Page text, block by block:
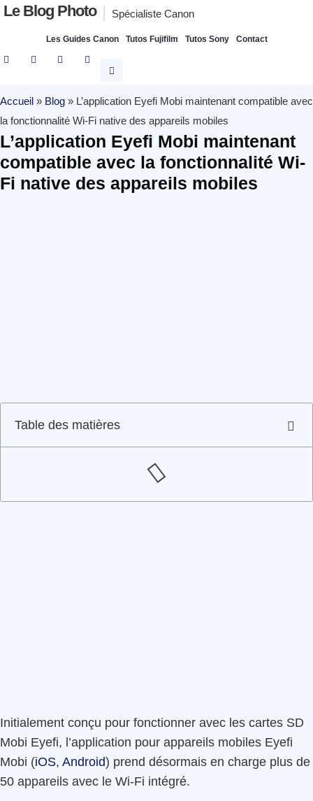
Le Blog Photo Spécialiste Canon
Les Guides Canon Tutos Fujifilm Tutos Sony Contact
Accueil » Blog » L’application Eyefi Mobi maintenant compatible avec
la fonctionnalité Wi-Fi native des appareils mobiles
L’application Eyefi Mobi maintenant
compatible avec la fonctionnalité Wi-
Fi native des appareils mobiles
Table des matières
Initialement conçu pour fonctionner avec les cartes SD
Mobi Eyefi, l’application pour appareils mobiles Eyefi
Mobi (iOS, Android) prend désormais en charge plus de
50 appareils avec le Wi-Fi intégré.